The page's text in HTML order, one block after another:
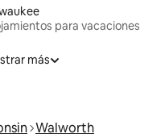
para vacaciones
más
Walworth